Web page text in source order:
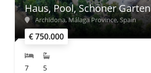
€ 750.000
Haus, Pool, Schöner Garten
Archidona, Málaga Province, Spain
7 5